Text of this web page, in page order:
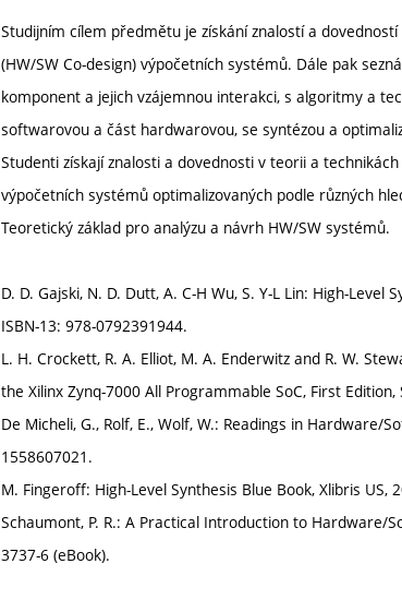
Studijním cílem předmětu je získání znalostí a
(HW/SW Co-design) výpočetních systémů. Dále pak
komponent a jejich vzájemnou interakci, s algoritmy a
softwarovou a část hardwarovou, se syntézou a
Studenti získají znalosti a dovednosti v teorii a
výpočetních systémů optimalizovaných podle různých
Teoretický základ pro analýzu a návrh HW/SW systémů.
D. D. Gajski, N. D. Dutt, A. C-H Wu, S. Y-L Lin: High-
ISBN-13: 978-0792391944.
L. H. Crockett, R. A. Elliot, M. A. Enderwitz and R. W.
the Xilinx Zynq-7000 All Programmable SoC, First
De Micheli, G., Rolf, E., Wolf, W.: Readings in Hardware/
1558607021.
M. Fingeroff: High-Level Synthesis Blue Book, Xlibris US,
Schaumont, P. R.: A Practical Introduction to Hardware/
3737-6 (eBook).